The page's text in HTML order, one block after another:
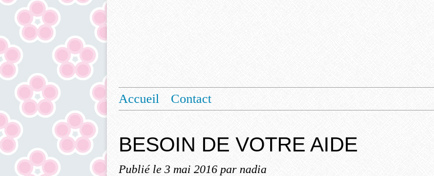
Accueil Contact
BESOIN DE VOTRE AIDE
Publié le 3 mai 2016 par nadia